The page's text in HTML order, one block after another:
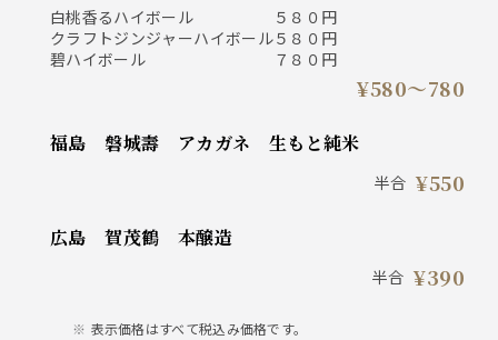
白桃香るハイボール ５８０円
クラフトジンジャーハイボール５８０円
碧ハイボール ７８０円
¥580〜780
福島 磐城壽 アカガネ 生もと純米
半合 ¥550
広島 賀茂鶴 本醸造
半合 ¥390
表示価格はすべて税込み価格です。